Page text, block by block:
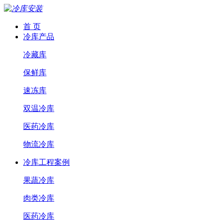
首 页
冷库产品
冷藏库
保鲜库
速冻库
双温冷库
医药冷库
物流冷库
冷库工程案例
果蔬冷库
肉类冷库
医药冷库